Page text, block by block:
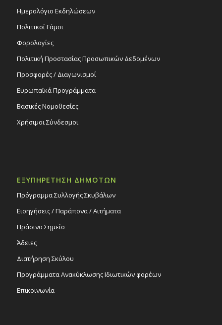
Ημερολόγιο Εκδηλώσεων
Πολιτικοί Γάμοι
Φορολογίες
Πολιτική Προστασίας Προσωπικών Δεδομένων
Προσφορές / Διαγωνισμοί
Ευρωπαϊκά Προγράμματα
Βασικές Νομοθεσίες
Χρήσιμοι Σύνδεσμοι
ΕΞΥΠΗΡΕΤΗΣΗ ΔΗΜΟΤΩΝ
Πρόγραμμα Συλλογής Σκυβάλων
Εισηγήσεις / Παράπονα / Αιτήματα
Πράσινο Σημείο
Άδειες
Διατήρηση Σκύλου
Προγράμματα Ανακύκλωσης Ιδιωτικών φορέων
Επικοινωνία